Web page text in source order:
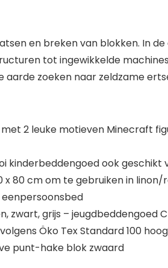
en breken van blokken. In
tot ingewikkelde
zoeken naar zeldzame
2 leuke motieven Minecraft
kinderbeddengoed ook
x 80 cm om te gebruiken in
zwart, grijs – jeugdbeddengoed
Öko Tex Standard 100
punt-hake blok zwaard